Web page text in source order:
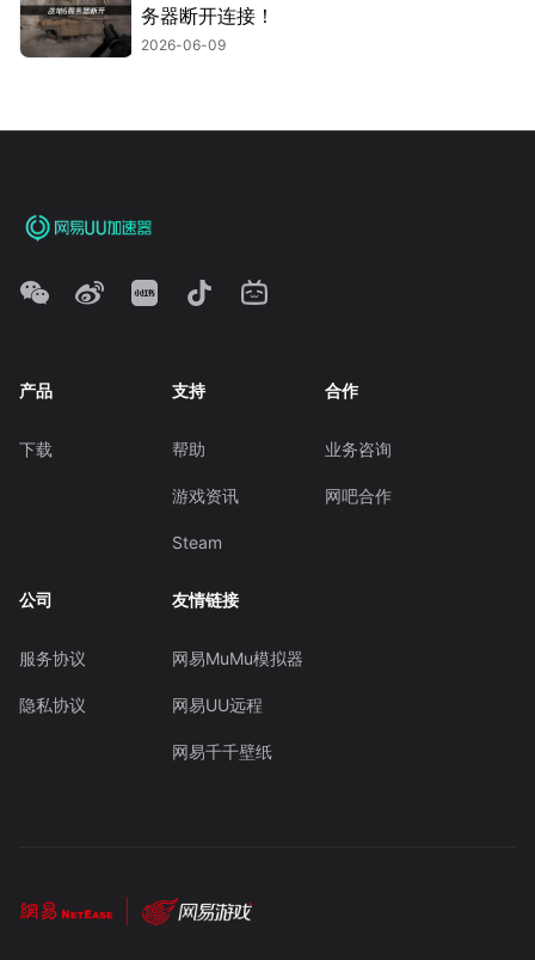
务器断开连接！
2026-06-09
产品
下载
支持
帮助
游戏资讯
Steam
合作
业务咨询
网吧合作
公司
服务协议
隐私协议
友情链接
网易MuMu模拟器
网易UU远程
网易千千壁纸